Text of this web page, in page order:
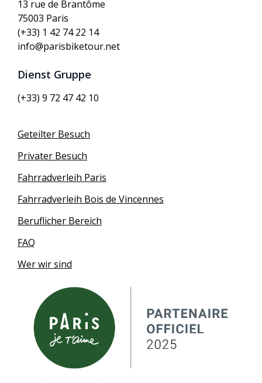
13 rue de Brantôme
75003 Paris
(+33) 1 42 74 22 14
info@parisbiketour.net
Dienst Gruppe
(+33) 9 72 47 42 10
Geteilter Besuch
Privater Besuch
Fahrradverleih Paris
Fahrradverleih Bois de Vincennes
Beruflicher Bereich
FAQ
Wer wir sind